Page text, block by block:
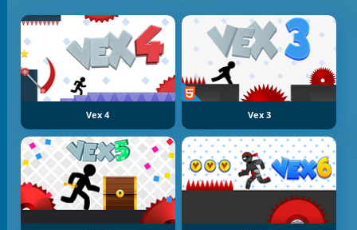
Vex 4 Vex 3